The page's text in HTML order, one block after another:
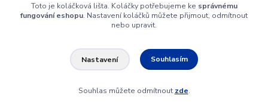
+420 725 736 293
Toto je koláčková lišta. Koláčky potřebujeme ke správnému
fungování eshopu. Nastavení koláčků můžete přijmout, odmítnout
nebo upravit.
Nastavení Souhlasím
Souhlas můžete odmítnout zde.